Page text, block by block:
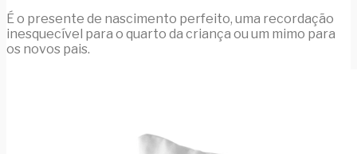
É o presente de nascimento perfeito, uma recordação
inesquecível para o quarto da criança ou um mimo para
os novos pais.